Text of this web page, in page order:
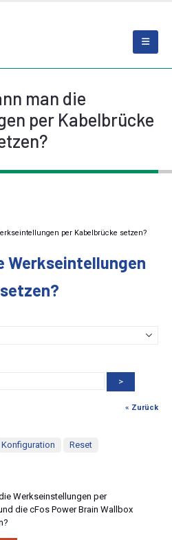
man die
per Kabelbrücke
per Kabelbrücke setzen?
Werkseintellungen
>
« Zurück
Konfiguration
Reset
Werkseinstellungen per
die cFos Power Brain Wallbox